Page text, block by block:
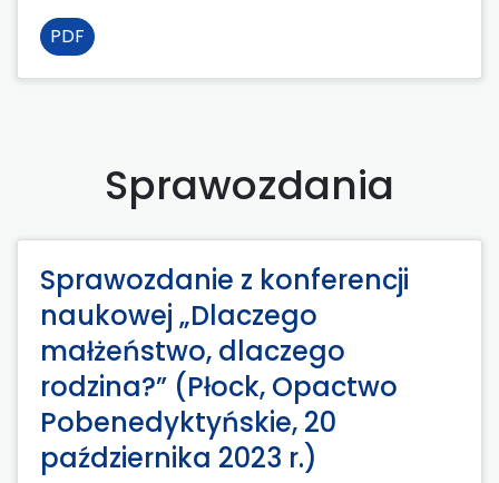
PDF
Sprawozdania
Sprawozdanie z konferencji
naukowej „Dlaczego
małżeństwo, dlaczego
rodzina?” (Płock, Opactwo
Pobenedyktyńskie, 20
października 2023 r.)